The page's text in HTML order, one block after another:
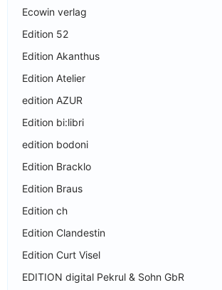
Ecowin verlag
Edition 52
Edition Akanthus
Edition Atelier
edition AZUR
Edition bi:libri
edition bodoni
Edition Bracklo
Edition Braus
Edition ch
Edition Clandestin
Edition Curt Visel
EDITION digital Pekrul & Sohn GbR